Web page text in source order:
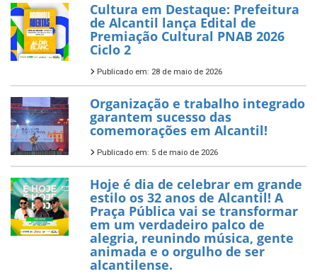
Cultura em Destaque: Prefeitura
de Alcantil lança Edital de
Premiação Cultural PNAB 2026
Ciclo 2
Publicado em: 28 de maio de 2026
Organização e trabalho integrado
garantem sucesso das
comemorações em Alcantil!
Publicado em: 5 de maio de 2026
Hoje é dia de celebrar em grande
estilo os 32 anos de Alcantil! A
Praça Pública vai se transformar
em um verdadeiro palco de
alegria, reunindo música, gente
animada e o orgulho de ser
alcantilense.